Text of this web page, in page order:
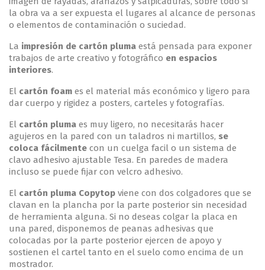
la obra va a ser expuesta el lugares al alcance de personas
o elementos de contaminación o suciedad.
La impresión de cartón pluma está pensada para exponer
trabajos de arte creativo y fotográfico en espacios
interiores.
El cartón foam es el material más económico y ligero para
dar cuerpo y rigidez a posters, carteles y fotografías.
El cartón pluma es muy ligero, no necesitarás hacer
agujeros en la pared con un taladros ni martillos, se
coloca fácilmente con un cuelga facil o un sistema de
clavo adhesivo ajustable Tesa. En paredes de madera
incluso se puede fijar con velcro adhesivo.
El cartón pluma Copytop viene con dos colgadores que se
clavan en la plancha por la parte posterior sin necesidad
de herramienta alguna. Si no deseas colgar la placa en
una pared, disponemos de peanas adhesivas que
colocadas por la parte posterior ejercen de apoyo y
sostienen el cartel tanto en el suelo como encima de un
mostrador.